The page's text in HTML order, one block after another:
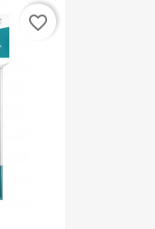
favorite_border